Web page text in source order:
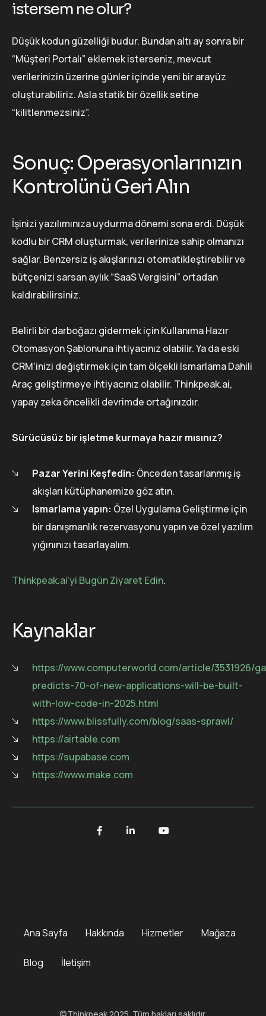
istersem ne olur?
Düşük kodun güzelliği budur. Bundan altı ay sonra bir
“Müşteri Portalı” eklemek isterseniz, mevcut
verilerinizin üzerine günler içinde yeni bir arayüz
oluşturabiliriz. Asla statik bir özellik setine
“kilitlenmezsiniz”.
Sonuç: Operasyonlarınızın
Kontrolünü Geri Alın
İşinizi yazılımınıza uydurma dönemi sona erdi. Düşük
kodlu bir CRM oluşturmak, verilerinize sahip olmanızı
sağlar. Benzersiz iş akışlarınızı otomatikleştirebilir ve
bütçenizi sarsan aylık “SaaS Vergisini” ortadan
kaldırabilirsiniz.
Belirli bir darboğazı gidermek için Kullanıma Hazır
Otomasyon Şablonuna ihtiyacınız olabilir. Ya da eski
CRM'inizi değiştirmek için tam ölçekli Ismarlama Dahili
Araç geliştirmeye ihtiyacınız olabilir. Thinkpeak.ai,
yapay zeka öncelikli devrimde ortağınızdır.
Sürücüsüz bir işletme kurmaya hazır mısınız?
Pazar Yerini Keşfedin: Önceden tasarlanmış iş
akışları kütüphanemize göz atın.
Ismarlama yapın: Özel Uygulama Geliştirme için
bir danışmanlık rezervasyonu yapın ve özel yazılım
yığınınızı tasarlayalım.
Thinkpeak.ai'yi Bugün Ziyaret Edin.
Kaynaklar
https://www.computerworld.com/article/3531926/
predicts-70-of-new-applications-will-be-built-
with-low-code-in-2025.html
https://www.blissfully.com/blog/saas-sprawl/
https://airtable.com
https://supabase.com
https://www.make.com
Ana Sayfa Hakkında Hizmetler Mağaza
Blog İletişim